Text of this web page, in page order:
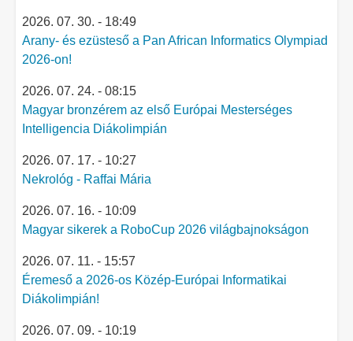
2026. 07. 30. - 18:49
Arany- és ezüsteső a Pan African Informatics Olympiad
2026-on!
2026. 07. 24. - 08:15
Magyar bronzérem az első Európai Mesterséges
Intelligencia Diákolimpián
2026. 07. 17. - 10:27
Nekrológ - Raffai Mária
2026. 07. 16. - 10:09
Magyar sikerek a RoboCup 2026 világbajnokságon
2026. 07. 11. - 15:57
Éremeső a 2026-os Közép-Európai Informatikai
Diákolimpián!
2026. 07. 09. - 10:19